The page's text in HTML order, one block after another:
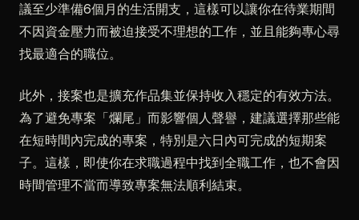
議至少準備6個月的生活開支，這樣可以讓你在待業期間
不因資金壓力而被迫接受不理想的工作，並且能夠專心尋
找最適合的職位。
此外，接案也是擴充作品集並保持收入穩定的有效方法。
為了避免專案「爛尾」而影響個人聲譽，建議選擇那些能
在短時間內完成的專案，特別是六日內可完成的短期案
子。這樣，即使你在求職過程中找到全職工作，也不會因
時間管理不當而導致專案無法順利結束。